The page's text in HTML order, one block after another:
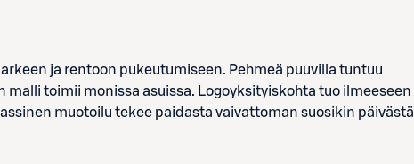
ja rentoon pukeutumiseen. Pehmeä puuvilla tuntuu
toimii monissa asuissa. Logoyksityiskohta tuo ilmeeseen
muotoilu tekee paidasta vaivattoman suosikin päivästä